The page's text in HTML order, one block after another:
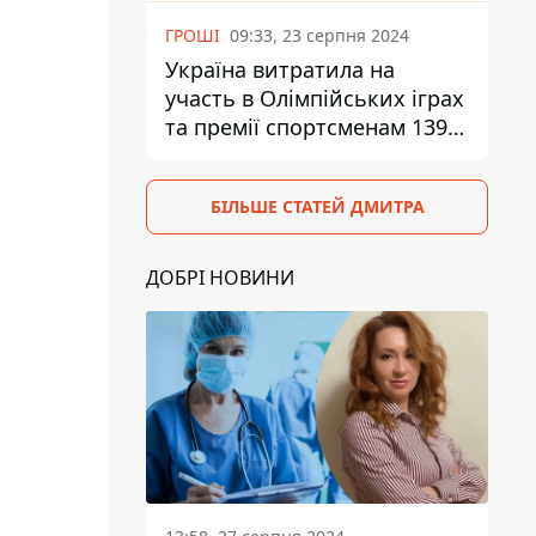
ГРОШІ 09:33, 23 серпня 2024
Україна витратила на
участь в Олімпійських іграх
та премії спортсменам 139,6
БІЛЬШЕ СТАТЕЙ ДМИТРА
ДОБРІ НОВИНИ